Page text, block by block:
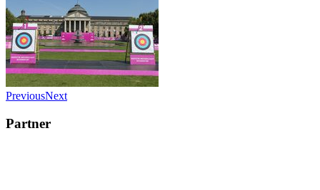
PreviousNext
Partner